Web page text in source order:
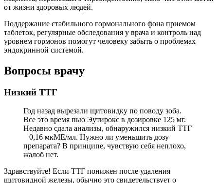
от жизни здоровых людей.
Поддержание стабильного гормонального фона приемом
таблеток, регулярные обследования у врача и контроль над
уровнем гормонов помогут человеку забыть о проблемах
эндокринной системой.
Вопросы врачу
Низкий ТТГ
Год назад вырезали щитовидку по поводу зоба.
Все это время пью Эутирокс в дозировке 125 мг.
Недавно сдала анализы, обнаружился низкий ТТГ
– 0,16 мкМЕ/мл. Нужно ли уменьшить дозу
препарата? В принципе, чувствую себя неплохо,
жалоб нет.
Здравствуйте! Если ТТГ понижен после удаления
щитовидной железы, обычно это свидетельствует о